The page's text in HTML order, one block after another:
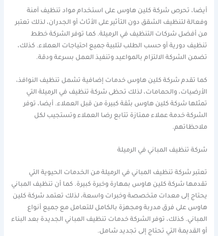
أيضا، تحرص شركة كلين هاوس على استخدام مواد تنظيف آمنة
وفعالة لتنظيف الشقق دون التأثير على الأثاث أو الجدران، لذلك تعتبر
من أفضل شركات التنظيف في الرميلة. كما توفر الشركة خطط
تنظيف دورية أو حسب الطلب لتلبية جميع احتياجات العملاء. كذلك،
تضمن الشركة الالتزام بالمواعيد وتنفيذ العمل بسرعة ودقة.
كما تقدم شركة كلين هاوس خدمات إضافية تشمل تنظيف النوافذ،
الأرضيات، والحمامات، لذلك تحظى شركة تنظيف في الرميلة التي
تمثلها شركة كلين هاوس بثقة كبيرة من قبل العملاء. أيضا، توفر
الشركة خدمة عملاء ممتازة تتابع رضا العملاء وتستجيب لكل
ملاحظاتهم.
شركة تنظيف المباني في الرميلة
تعتبر شركة تنظيف المباني في الرميلة من الخدمات الحيوية التي
تقدمها شركة كلين هاوس بمهارة وخبرة كبيرة. كما أن تنظيف المباني
يحتاج إلى معدات متخصصة وخبرات واسعة، لذلك تعتمد شركة كلين
هاوس على فرق مدربة ومجهزة بالكامل للتعامل مع جميع أنواع
المباني. كذلك، توفر الشركة خدمات تنظيف المباني الجديدة بعد البناء
أو القديمة التي تحتاج إلى تجديد شامل.